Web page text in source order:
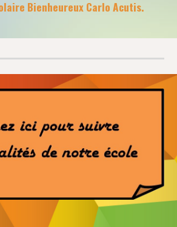
Bienheureux Carlo Acutis.